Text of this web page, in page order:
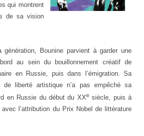
qui montrent
de sa vision
génération, Bounine parvient à garder une
au sein du bouillonnement créatif de
en Russie, puis dans l’émigration. Sa
de liberté artistique n’a pas empêché sa
en Russie du début du XXesiècle, puis à
avec l’attribution du Prix Nobel de littérature